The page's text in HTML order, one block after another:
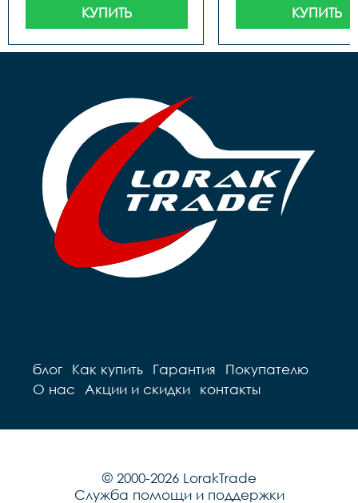
КУПИТЬ КУПИТЬ
блог Как купить Гарантия
Покупателю
О нас
Акции и скидки контакты
© 2000-2026 LorakTrade
Служба помощи и поддержки